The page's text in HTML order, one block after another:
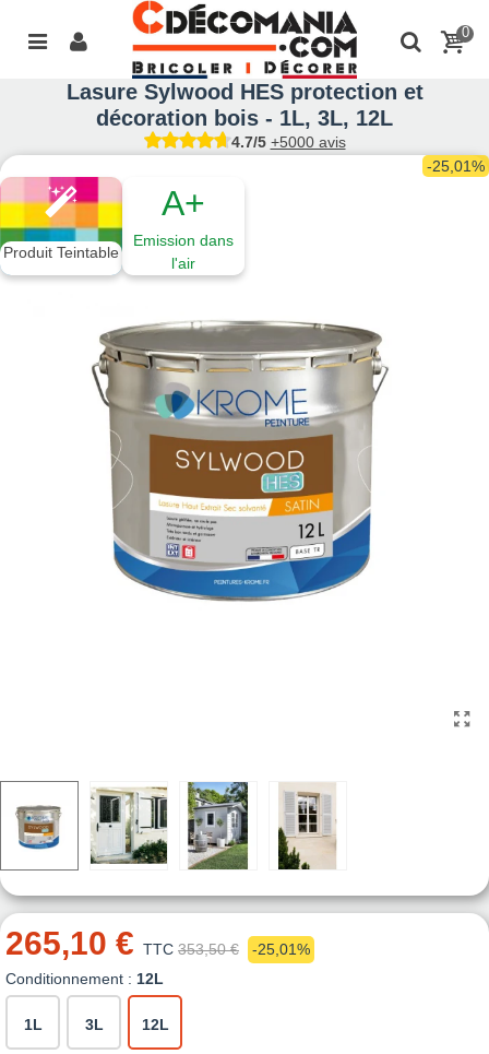
0
Lasure Sylwood HES protection et
décoration bois - 1L, 3L, 12L
4.7/5 +5000 avis
Produit Teintable
A+
Emission dans
l'air
-25,01%
265,10 € TTC 353,50 €
-25,01%
Conditionnement : 12L
1L 3L 12L